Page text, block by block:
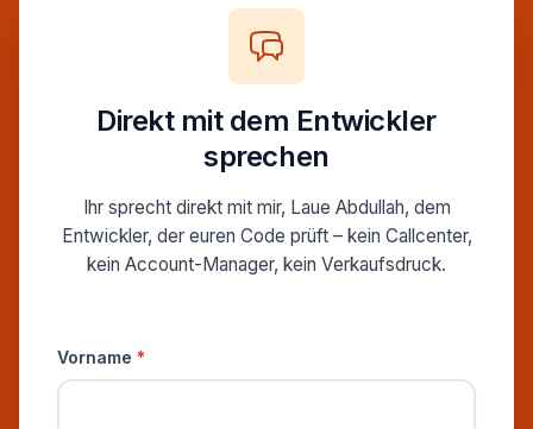
Direkt mit dem Entwickler
sprechen
Ihr sprecht direkt mit mir, Laue Abdullah, dem
Entwickler, der euren Code prüft – kein Callcenter,
kein Account-Manager, kein Verkaufsdruck.
Vorname *